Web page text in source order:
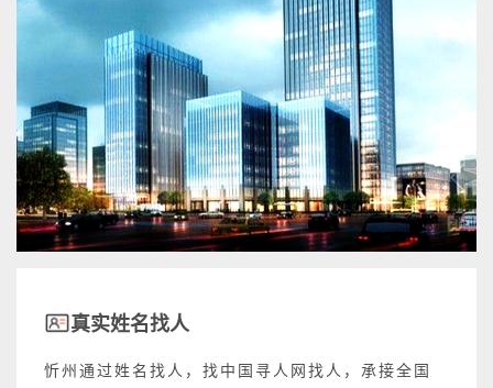
真实姓名找人
忻州通过姓名找人，找中国寻人网找人，承接全国